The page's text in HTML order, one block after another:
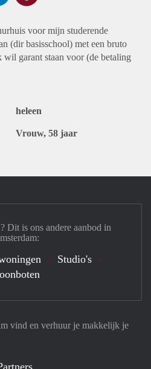
voor mijn studerende
(dir basisschool) met een bruto
garant staan voor (de betaling
heleen
Vrouw, 58 jaar
vind en verhuur je makkelijk je
Dit is ons andere aanbod in
Studio's